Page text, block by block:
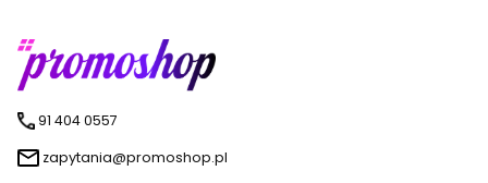
91 404 0557
zapytania@promoshop.pl